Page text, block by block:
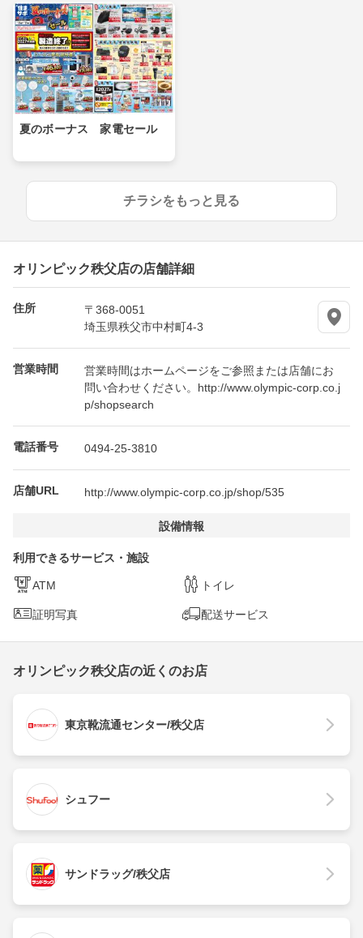
夏のボーナス 家電セール
チラシをもっと見る
オリンピック秩父店の店舗詳細
住所
〒368-0051
埼玉県秩父市中村町4-3
営業時間
営業時間はホームページをご参照または店舗にお
問い合わせください。http://www.olympic-corp.co.j
p/shopsearch
電話番号 0494-25-3810
店舗URL http://www.olympic-corp.co.jp/shop/535
設備情報
利用できるサービス・施設
ATM トイレ
証明写真 配送サービス
オリンピック秩父店の近くのお店
東京靴流通センター/秩父店
シュフー
サンドラッグ/秩父店